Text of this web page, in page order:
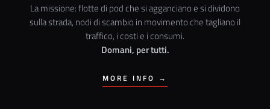
La missione: flotte di pod che si agganciano e si dividono
sulla strada, nodi di scambio in movimento che tagliano il
traffico, i costi e i consumi.
Domani, per tutti.
MORE INFO →